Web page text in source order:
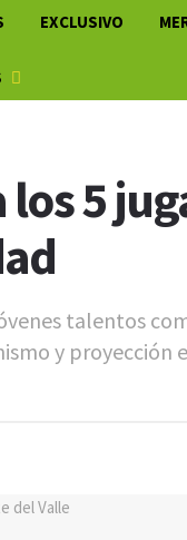
EXCLUSIVO
los 5
talentos
y proyección